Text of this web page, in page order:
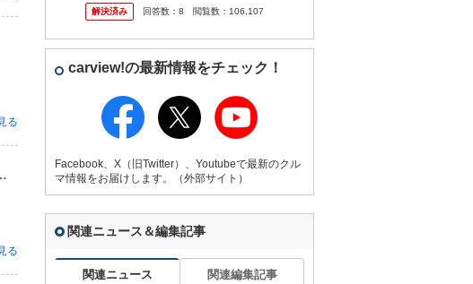
る
る
す。 軽自動車のターボ車の価格ならカローラ
解決済み
回答数： 8 閲覧数： 106,107
carview!の最新情報をチェック！
Facebook、X（旧Twitter）、Youtubeで最新のクル
マ情報をお届けします。（外部サイト）
関連ニュース＆編集記事
関連ニュース 関連編集記事